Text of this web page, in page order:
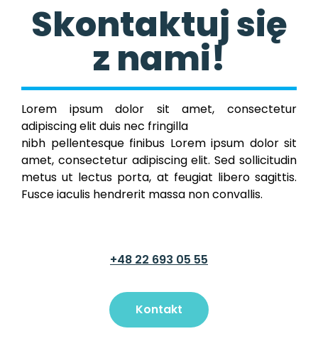
Skontaktuj się
z nami!
Lorem ipsum dolor sit amet, consectetur
adipiscing elit duis nec fringilla
nibh pellentesque finibus Lorem ipsum dolor sit
amet, consectetur adipiscing elit. Sed sollicitudin
metus ut lectus porta, at feugiat libero sagittis.
Fusce iaculis hendrerit massa non convallis.
+48 22 693 05 55
Kontakt